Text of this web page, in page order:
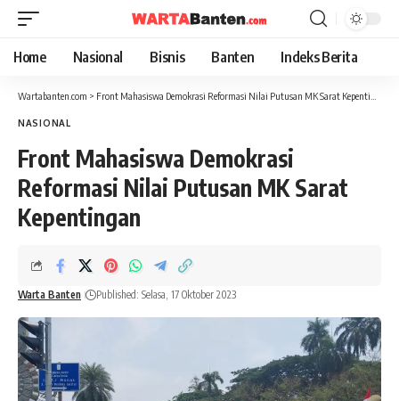
Home Nasional Bisnis Banten Indeks Berita
Wartabanten.com > Front Mahasiswa Demokrasi Reformasi Nilai Putusan MK Sarat Kepentingan
NASIONAL
Front Mahasiswa Demokrasi
Reformasi Nilai Putusan MK Sarat
Kepentingan
Warta Banten Published: Selasa, 17 Oktober 2023